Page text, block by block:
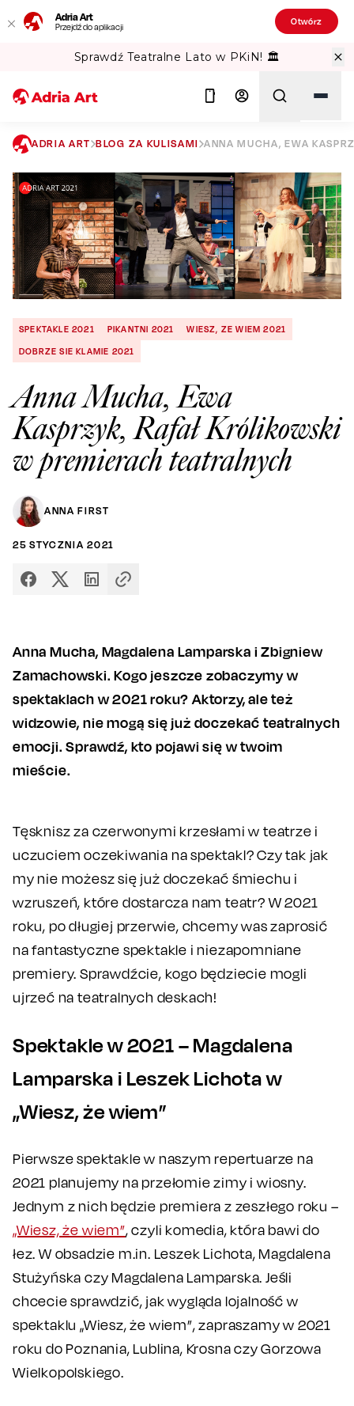
Adria Art
Przejdź do aplikacji Otwórz
Gipsy Kings w TAURON Arena Kraków!
Szukaj
ADRIA ART BLOG ZA KULISAMI ANNA MUCHA, EWA
SPEKTAKLE 2021 PIKANTNI 2021
WIESZ, ZE WIEM 2021
DOBRZE SIE KLAMIE 2021
Anna Mucha, Ewa
Kasprzyk, Rafał Królikowski
w premierach teatralnych
ANNA FIRST
25 STYCZNIA 2021
Anna Mucha, Magdalena Lamparska i Zbigniew
Zamachowski. Kogo jeszcze zobaczymy w
spektaklach w 2021 roku? Aktorzy, ale też
widzowie, nie mogą się już doczekać teatralnych
emocji. Sprawdź, kto pojawi się w twoim
mieście.
Tęsknisz za czerwonymi krzesłami w teatrze i
uczuciem oczekiwania na spektakl? Czy tak jak
my nie możesz się już doczekać śmiechu i
wzruszeń, które dostarcza nam teatr? W 2021
roku, po długiej przerwie, chcemy was zaprosić
na fantastyczne spektakle i niezapomniane
premiery. Sprawdźcie, kogo będziecie mogli
ujrzeć na teatralnych deskach!
Spektakle w 2021 – Magdalena
Lamparska i Leszek Lichota w
„Wiesz, że wiem”
Pierwsze spektakle w naszym repertuarze na
2021 planujemy na przełomie zimy i wiosny.
Jednym z nich będzie premiera z zeszłego roku –
„Wiesz, że wiem”, czyli komedia, która bawi do
łez. W obsadzie m.in. Leszek Lichota, Magdalena
Stużyńska czy Magdalena Lamparska. Jeśli
chcecie sprawdzić, jak wygląda lojalność w
spektaklu „Wiesz, że wiem”, zapraszamy w 2021
roku do Poznania, Lublina, Krosna czy Gorzowa
Wielkopolskiego.